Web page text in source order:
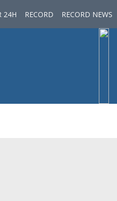
24H RECORD RECORD NEWS